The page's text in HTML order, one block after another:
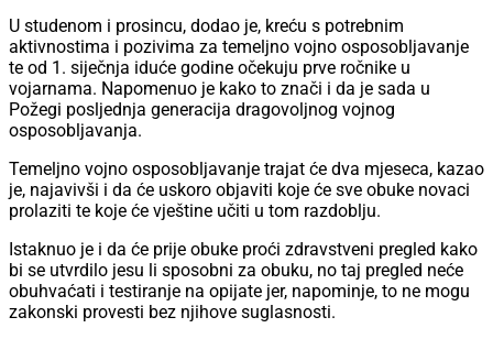
U studenom i prosincu, dodao je, kreću s potrebnim
aktivnostima i pozivima za temeljno vojno osposobljavanje
te od 1. siječnja iduće godine očekuju prve ročnike u
vojarnama. Napomenuo je kako to znači i da je sada u
Požegi posljednja generacija dragovoljnog vojnog
osposobljavanja.
Temeljno vojno osposobljavanje trajat će dva mjeseca, kazao
je, najavivši i da će uskoro objaviti koje će sve obuke novaci
prolaziti te koje će vještine učiti u tom razdoblju.
Istaknuo je i da će prije obuke proći zdravstveni pregled kako
bi se utvrdilo jesu li sposobni za obuku, no taj pregled neće
obuhvaćati i testiranje na opijate jer, napominje, to ne mogu
zakonski provesti bez njihove suglasnosti.